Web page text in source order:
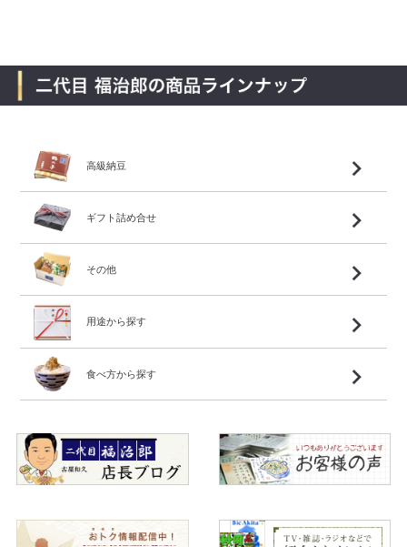
高級納豆
ギフト詰め合せ
その他
用途から探す
食べ方から探す